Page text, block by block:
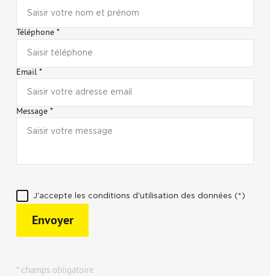
Téléphone *
Email *
Message *
J'accepte les conditions d'utilisation des données (*)
Envoyer
* champs obligatoire